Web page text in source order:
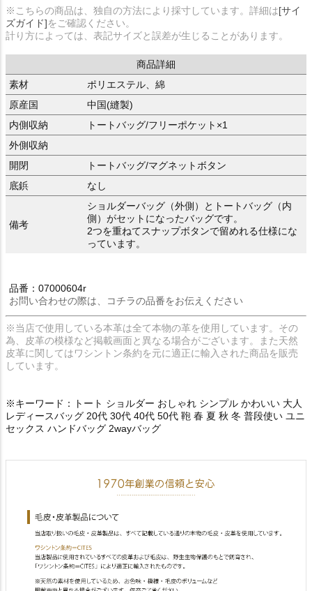
※こちらの商品は、独自の方法により採寸しています。詳細は[サイ
ズガイド]をご確認ください。
計り方によっては、表記サイズと誤差が生じることがあります。
商品詳細
素材
ポリエステル、綿
原産国
中国(縫製)
内側収納
トートバッグ/フリーポケット×1
外側収納
開閉
トートバッグ/マグネットボタン
底鋲
なし
備考
ショルダーバッグ（外側）とトートバッグ（内
側）がセットになったバッグです。
2つを重ねてスナップボタンで留めれる仕様にな
っています。
品番：07000604r
お問い合わせの際は、コチラの品番をお伝えください
※当店で使用している本革は全て本物の革を使用しています。その
為、皮革の模様など掲載画面と異なる場合がございます。また天然
皮革に関してはワシントン条約を元に適正に輸入された商品を販売
しています。
※キーワード：トート ショルダー おしゃれ シンプル かわいい 大人
レディースバッグ 20代 30代 40代 50代 鞄 春 夏 秋 冬 普段使い ユニ
セックス ハンドバッグ 2wayバッグ